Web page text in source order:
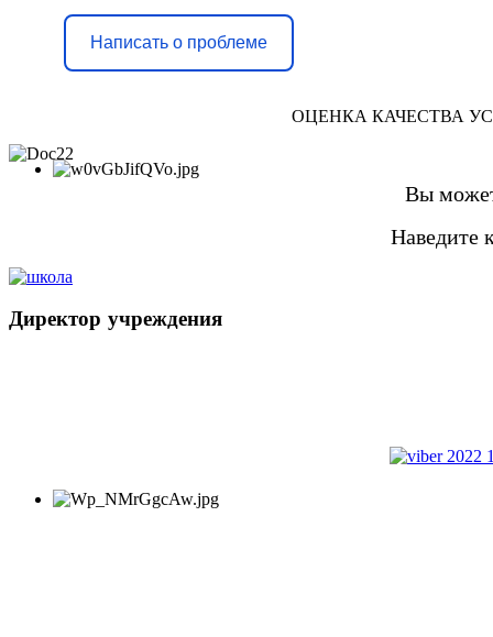
Написать о проблеме
ОЦЕНКА КАЧЕСТВА
Вы
Наведите
Директор учреждения